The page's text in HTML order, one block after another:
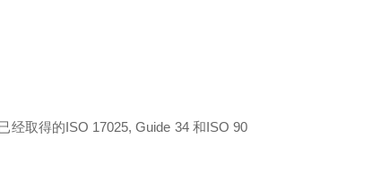
经取得的ISO 17025, Guide 34 和ISO 90